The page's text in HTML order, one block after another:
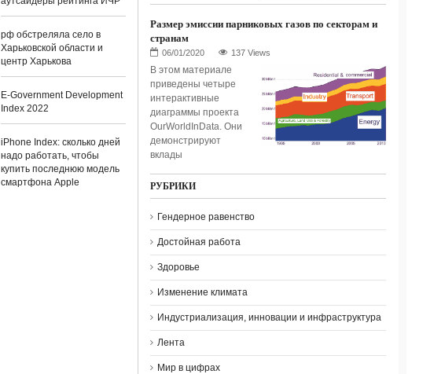
рф обстреляла село в
Харьковской области и
центр Харькова
E-Government Development
Index 2022
iPhone Index: сколько дней
надо работать, чтобы
купить последнюю модель
смартфона Apple
Размер эмиссии парниковых газов по секторам и
странам
137 Views
В этом материале
приведены четыре
интерактивные
диаграммы проекта
OurWorldInData. Они
демонстрируют
вклады
РУБРИКИ
Гендерное равенство
Достойная работа
Здоровье
Изменение климата
Индустриализация, инновации и инфраструктура
Лента
Мир в цифрах